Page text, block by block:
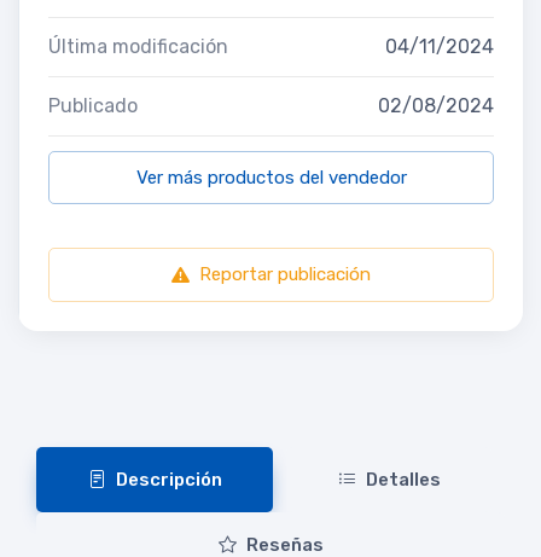
Última modificación 04/11/2024
Publicado 02/08/2024
Ver más productos del vendedor
Reportar publicación
Descripción Detalles
Reseñas